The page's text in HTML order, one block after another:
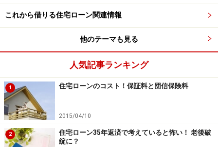
これから借りる住宅ローン関連情報
他のテーマも見る
人気記事ランキング
1 住宅ローンのコスト！保証料と団信保険料
2015/04/10
2
住宅ローン35年返済で考えていると怖い！ 老後破
綻に？